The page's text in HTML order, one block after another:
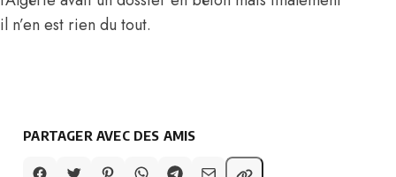
il n’en est rien du tout.
PARTAGER AVEC DES AMIS